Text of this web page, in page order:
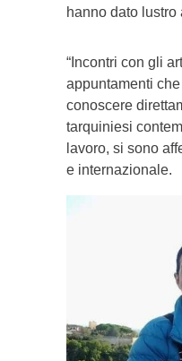
hanno dato lustro
“Incontri con gli
appuntamenti
conoscere
tarquiniesi
lavoro, si sono
e internazionale.